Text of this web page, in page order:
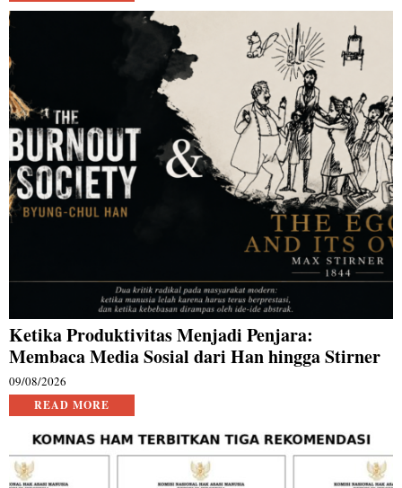
Ketika Produktivitas Menjadi Penjara:
Membaca Media Sosial dari Han hingga Stirner
09/08/2026
READ MORE